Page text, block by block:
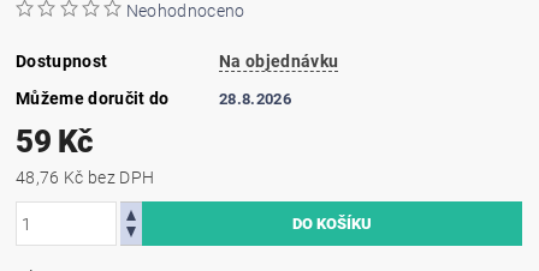
Neohodnoceno
Dostupnost
Na objednávku
Můžeme doručit do
28.8.2026
59 Kč
48,76 Kč bez DPH